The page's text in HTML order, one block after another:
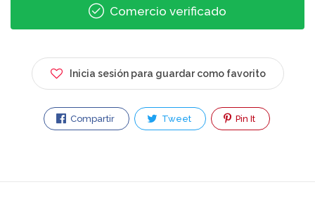
Comercio verificado
Inicia sesión para guardar como favorito
Compartir Tweet Pin It